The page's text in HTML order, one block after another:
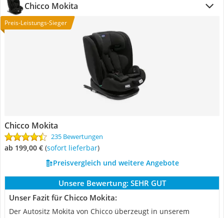
Chicco Mokita
Preis-Leistungs-Sieger
Chicco Mokita
235 Bewertungen
ab 199,00 € ( Sofort lieferbar)
Preisvergleich und weitere Angebote
Unsere Bewertung: SEHR GUT
Unser Fazit für Chicco Mokita:
Der Autositz Mokita von Chicco überzeugt in unserem